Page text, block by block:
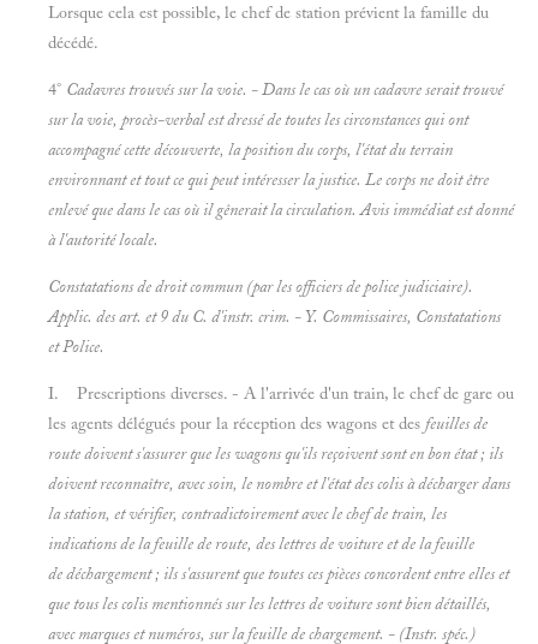
Lorsque cela est possible, le chef de station prévient la famille du
décédé.
4° Cadavres trouvés sur la voie. - Dans le cas où un cadavre serait trouvé
sur la voie, procès-verbal est dressé de toutes les circonstances qui ont
accompagné cette découverte, la position du corps, l'état du terrain
environnant et tout ce qui peut intéresser la justice. Le corps ne doit être
enlevé que dans le cas où il gênerait la circulation. Avis immédiat est donné
à l'autorité locale.
Constatations de droit commun (par les officiers de police judiciaire).
Applic. des art. et 9 du C. d'instr. crim. - Y. Commissaires, Constatations
etPolice.
I. Prescriptions diverses. - A l'arrivée d'un train, le chef de gare ou
les agents délégués pour la réception des wagons et des feuilles de
route doivent s'assurer que les wagons qu'ils reçoivent sont en bon état ; ils
doivent reconnaître, avec soin, le nombre et l'état des colis à décharger dans
la station, et vérifier, contradictoirement avec le chef de train, les
indications de la feuille de route, des lettres de voiture et de la feuille
de déchargement ; ils s'assurent que toutes ces pièces concordent entre elles et
que tous les colis mentionnés sur les lettres de voiture sont bien détaillés,
avec marques et numéros, sur la feuille de chargement. - (Instr. spéc.)